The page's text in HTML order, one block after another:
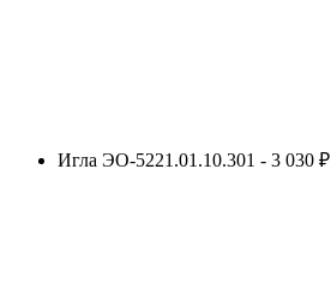
Игла ЭО-5221.01.10.301 - 3 030 ₽